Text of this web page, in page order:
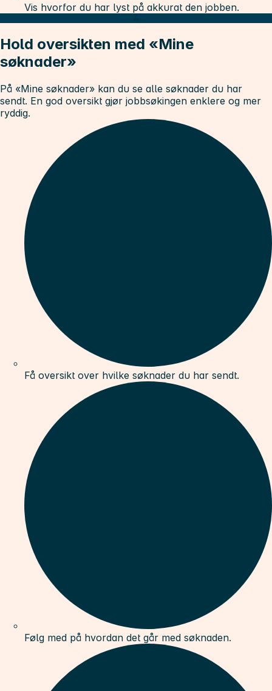
Vis hvorfor du har lyst på akkurat den jobben.
Hold oversikten med «Mine
søknader»
På «Mine søknader» kan du se alle søknader du har
sendt. En god oversikt gjør jobbsøkingen enklere og mer
ryddig.
Få oversikt over hvilke søknader du har sendt.
Følg med på hvordan det går med søknaden.